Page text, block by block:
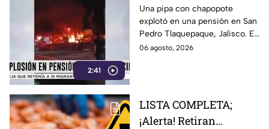
2:41
Expl0sión de pipa de
chapopote deja 4
mu3rtos
Una pipa con chapopote
explotó en una pensión en San
Pedro Tlaquepaque, Jalisco. El
accidente dejó un saldo de
06 agosto, 2026
LISTA COMPLETA;
¡Alerta! Retiran